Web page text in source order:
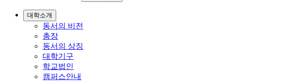
대학소개
동서의 비전
총장
동서의 상징
대학기구
학교법인
캠퍼스안내